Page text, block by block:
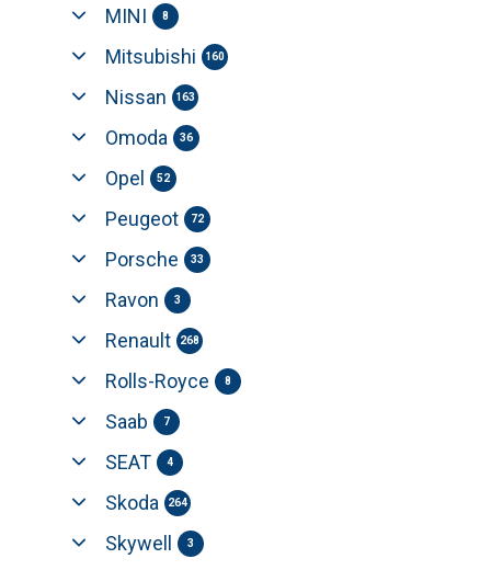
MINI 8
Mitsubishi 160
Nissan 163
Omoda 36
Opel 52
Peugeot 72
Porsche 33
Ravon 3
Renault 268
Rolls-Royce 8
Saab 7
SEAT 4
Skoda 264
Skywell 3